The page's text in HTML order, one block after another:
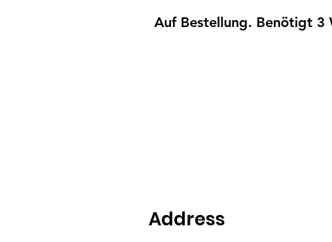
Auf Bestellung. Benötigt
Address